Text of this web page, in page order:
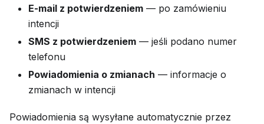
E-mail z potwierdzeniem — po zamówieniu
intencji
SMS z potwierdzeniem — jeśli podano numer
telefonu
Powiadomienia o zmianach — informacje o
zmianach w intencji
Powiadomienia są wysyłane automatycznie przez